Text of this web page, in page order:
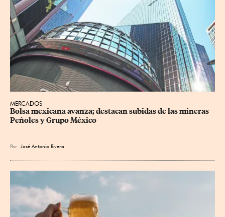
MERCADOS
Bolsa mexicana avanza; destacan subidas de las mineras
Peñoles y Grupo México
Por José Antonio Rivera